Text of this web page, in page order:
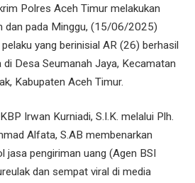
Polres Aceh Timur melakukan
dan pada Minggu, (15/06/2025)
yang berinisial AR (26) berhasil
Desa Seumanah Jaya, Kecamatan
Kabupaten Aceh Timur.
Irwan Kurniadi, S.I.K. melalui Plh.
Alfata, S.AB membenarkan
jasa pengiriman uang (Agen BSI
dan sempat viral di media